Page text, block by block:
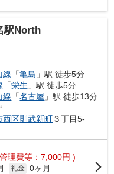
駅North
線 「亀島 」駅 徒歩5分
「栄生 」駅 徒歩5分
線 「名古屋 」駅 徒歩13分
西区則武新町３丁目5-
理費等：7,000円 )
礼金 0ヶ月